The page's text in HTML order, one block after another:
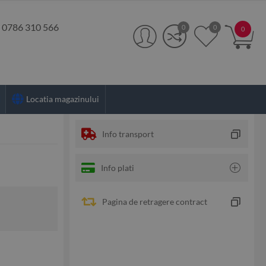
0786 310 566 0
0 0
Locatia magazinului
Info transport
Info plati
Pagina de retragere contract